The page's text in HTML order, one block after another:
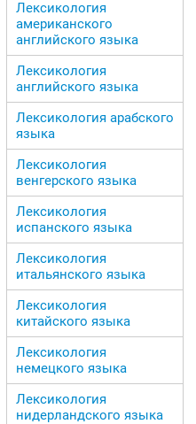
Лексикология
американского
английского языка
Лексикология
английского языка
Лексикология арабского
языка
Лексикология
венгерского языка
Лексикология
испанского языка
Лексикология
итальянского языка
Лексикология
китайского языка
Лексикология
немецкого языка
Лексикология
нидерландского языка